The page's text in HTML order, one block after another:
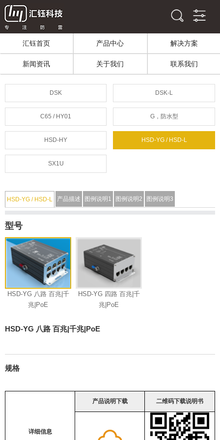
汇钰首页 产品中心 解决方案
新闻资讯 关于我们 联系我们
DSK DSK-L
C65 / HY01 G，防水型
HSD-HY HSD-YG / HSD-L
SX1U
HSD-YG / HSD-L 产品描述 图例说明1 图例说明2 图例说明3
型号
HSD-YG 八路 百兆|千
兆|PoE
HSD-YG 四路 百兆|千
兆|PoE
HSD-YG 八路 百兆|千兆|PoE
规格
详细信息
产品说明下载 二维码下载说明书